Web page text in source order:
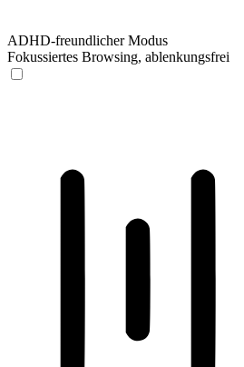
ADHD-freundlicher Modus
Fokussiertes Browsing, ablenkungsfrei